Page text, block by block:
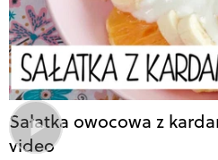
Sałatka owocowa z
video